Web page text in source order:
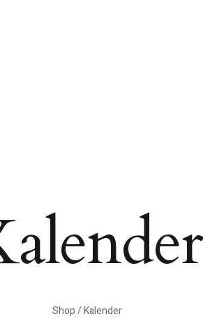
Shop/ Kalender